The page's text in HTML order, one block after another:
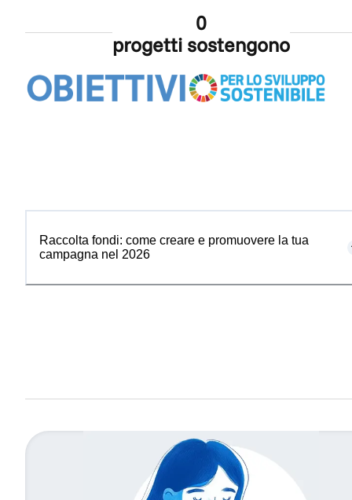
0
progetti sostengono
Raccolta fondi: come creare e promuovere la tua
campagna nel 2026